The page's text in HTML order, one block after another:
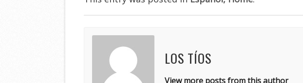
LOS TÍOS
View more posts from this author